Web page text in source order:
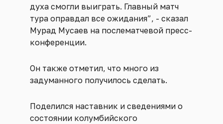
духа смогли выиграть. Главный матч
тура оправдал все ожидания”, - сказал
Мурад Мусаев на послематчевой пресс-
конференции.
Он также отметил, что много из
задуманного получилось сделать.
Поделился наставник и сведениями о
состоянии колумбийского